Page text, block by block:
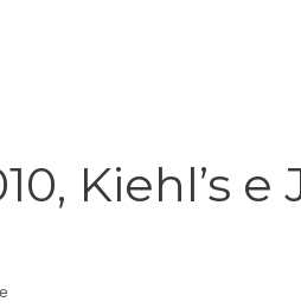
Kiehl’s